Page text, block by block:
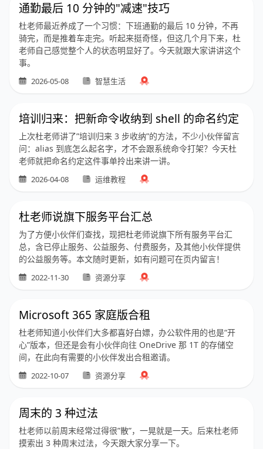
通勤最后 10 分钟的"减速"技巧
杜老师最近养成了一个习惯：下班通勤的最后 10 分钟，不再
骑完，而是推着车走完。听起来挺奇怪，但这几个月下来，杜
老师自己感觉整个人的状态明显好了。今天就跟大家讲讲这个
事。
2026-05-08 智慧生活
培训归来：把新命令收纳到 shell 的命名约定
上次杜老师讲了”培训归来 3 步收纳”的方法，不少小伙伴留言
问：alias 到底怎么起名字，才不会跟系统命令打架？今天杜
老师就把命名约定这件事单拎出来讲一讲。
2026-04-08 运维教程
杜老师说旗下服务平台汇总
为了方便小伙伴们查找，现把杜老师说旗下所有服务平台汇
总，含已停止服务、公益服务、付费服务，及其他小伙伴提供
的公益服务等。本文随时更新，如有问题可在页内留言！
2022-11-30 资源分享
Microsoft 365 家庭版合租
杜老师知道小伙伴们大多都喜好白嫖，办公软件用的也是“开
心”版本，但还是会有小伙伴向往 OneDrive 那 1T 的存储空
间，在此向有需要的小伙伴发出合租邀请。
2022-10-07 资源分享
周末的 3 种过法
杜老师以前周末经常过得很”散”，一晃就是一天。后来杜老师
摸索出 3 种周末过法，今天跟大家分享一下。